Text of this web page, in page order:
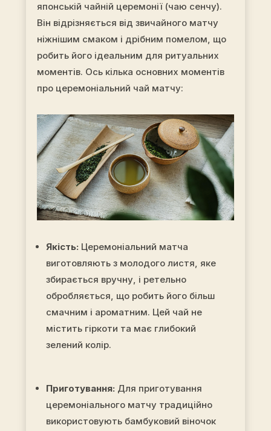
японській чайній церемонії (чаю сенчу).
Він відрізняється від звичайного матчу
ніжнішим смаком і дрібним помелом, що
робить його ідеальним для ритуальних
моментів. Ось кілька основних моментів
про церемоніальний чай матчу:
Якість: Церемоніальний матча
виготовляють з молодого листя, яке
збирається вручну, і ретельно
обробляється, що робить його більш
смачним і ароматним. Цей чай не
містить гіркоти та має глибокий
зелений колір.
Приготування: Для приготування
церемоніального матчу традиційно
використовують бамбуковий віночок